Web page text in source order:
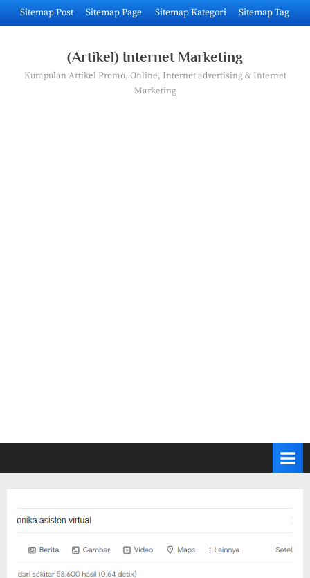
Skip
to
Sitemap Post Sitemap Page Sitemap Kategori Sitemap Tag
(Artikel) Internet Marketing
Kumpulan Artikel Promo, Online, Internet advertising & Internet
Marketing